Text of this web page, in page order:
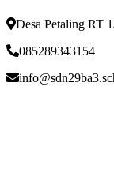
Desa Petaling
085289343154